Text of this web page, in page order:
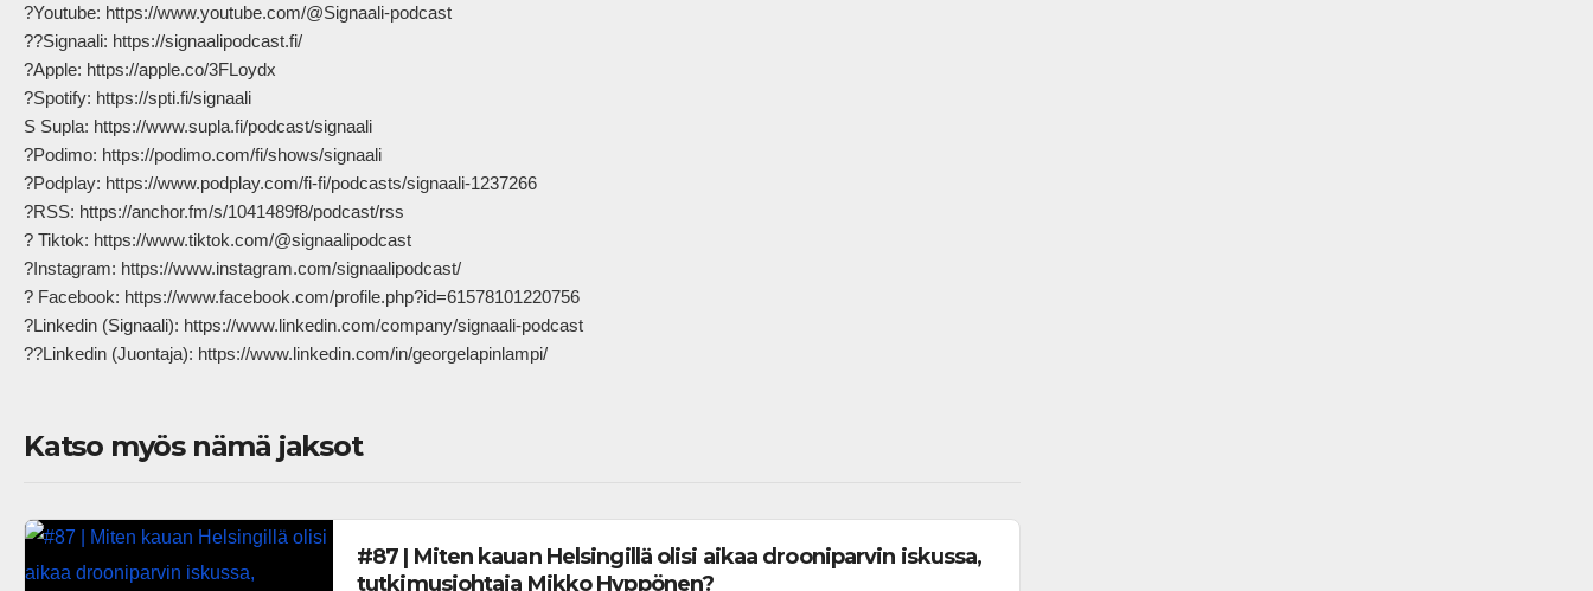
?Youtube: https://www.youtube.com/@Signaali-podcast
??Signaali: https://signaalipodcast.fi/
?Apple: https://apple.co/3FLoydx
?Spotify: https://spti.fi/signaali
S Supla: https://www.supla.fi/podcast/signaali
?Podimo: https://podimo.com/fi/shows/signaali
?Podplay: https://www.podplay.com/fi-fi/podcasts/signaali-1237266
?RSS: https://anchor.fm/s/1041489f8/podcast/rss
? Tiktok: https://www.tiktok.com/@signaalipodcast
?Instagram: https://www.instagram.com/signaalipodcast/
? Facebook: https://www.facebook.com/profile.php?id=61578101220756
?Linkedin (Signaali): https://www.linkedin.com/company/signaali-podcast
??Linkedin (Juontaja): https://www.linkedin.com/in/georgelapinlampi/
Katso myös nämä jaksot
#87 | Miten kauan Helsingillä olisi aikaa drooniparvin iskussa,
tutkimusjohtaja Mikko Hyppönen?